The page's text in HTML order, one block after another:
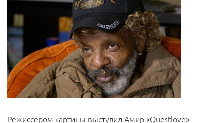
Режиссером картины выступил Амир «Questlove»